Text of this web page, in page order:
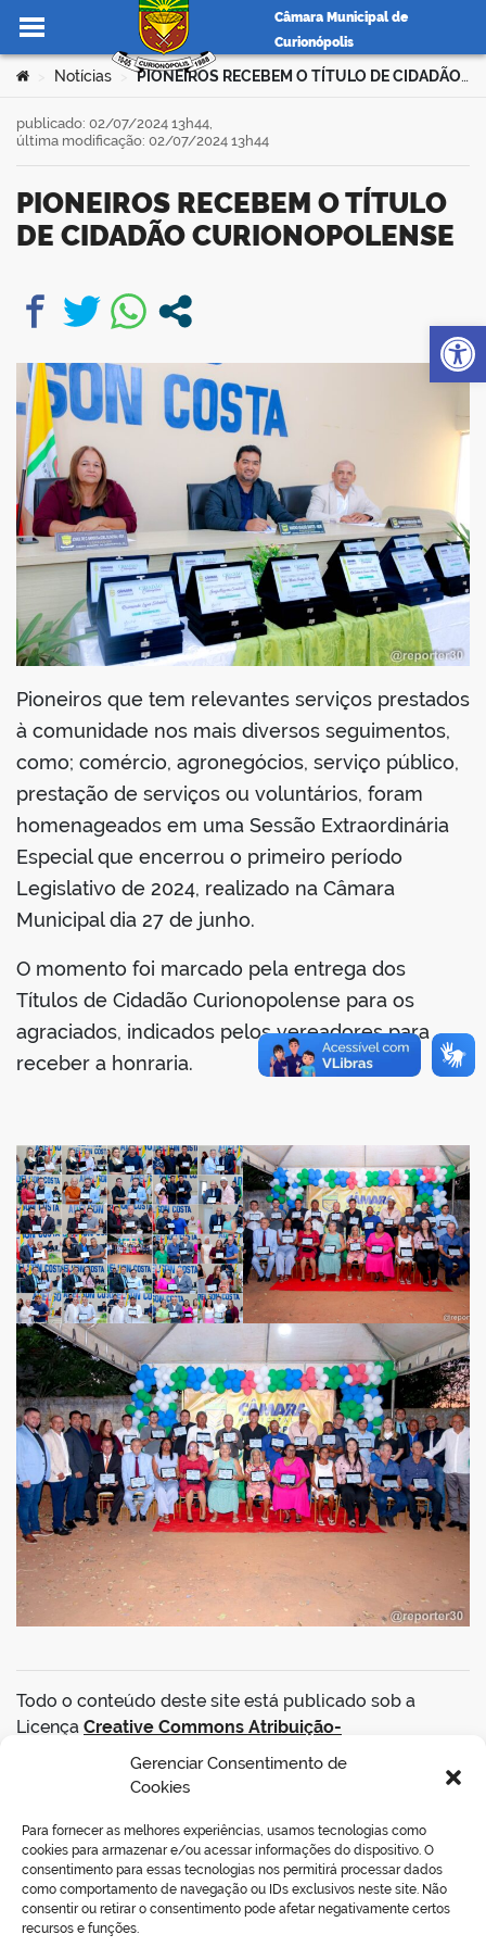
Gerenciar Consentimento de
Cookies
Para fornecer as melhores experiências, usamos tecnologias como
cookies para armazenar e/ou acessar informações do dispositivo. O
consentimento para essas tecnologias nos permitirá processar dados
como comportamento de navegação ou IDs exclusivos neste site. Não
consentir ou retirar o consentimento pode afetar negativamente certos
recursos e funções.
Ir para o conteúdo
Câmara Municipal de
Curionópolis
portal
Você está aqui:
Notícias PIONEIROS RECEBEM O TÍTULO DE CIDADÃO CURIONOPOLENSE
PIONEIROS RECEBEM O TÍTULO
DE CIDADÃO CURIONOPOLENSE
publicado: 02/07/2024 13h44,
última modificação: 02/07/2024 13h44
Pioneiros que tem relevantes serviços prestados
à comunidade nos mais diversos seguimentos,
como; comércio, agronegócios, serviço público,
prestação de serviços ou voluntários, foram
homenageados em uma Sessão Extraordinária
Especial que encerrou o primeiro período
Legislativo de 2024, realizado na Câmara
Municipal dia 27 de junho.
O momento foi marcado pela entrega dos
Títulos de Cidadão Curionopolense para os
agraciados, indicados pelos vereadores para
receber a honraria.
Todo o conteúdo deste site está publicado sob a
Licença Creative Commons Atribuição-
SemDerivações 3.0 Não Adaptada
VOLTAR AO TOPO